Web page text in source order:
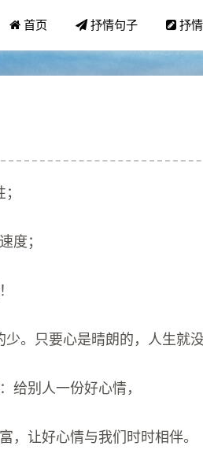
首页 抒情句子 抒
度；
。只要心是晴朗的，人生就
给别人一份好心情，
，让好心情与我们时时相伴。